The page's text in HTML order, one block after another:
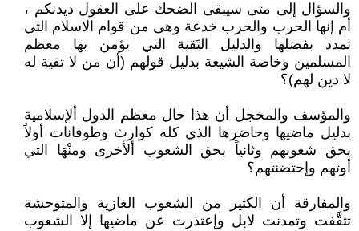
والسؤال إلى متى سيبقى الضحك على العقول ديدنكم ،
أم إنها الحرب والحرب خدعة وهى من قوام الاسلام التي
تمدد بفضلها والدليل التَقية التي يؤمن بها معظم
المسلمين وخاصة الشيعة بدليل قولهم (أن من لا تقية له
لا دين لهم)؟
والمؤسف والمخجل أن هذا حال معظم الدول ألإسلامية
بدليل ماضيها وحاضرها الذي كله كوارث وطوفانات أولاً
بحق شعوبهم وثانياً بحق الشعوب ألأخرى ومنْهَا التي
أوتهم وإحتضنتهم؟
والمفارقة أن الكثير من الشعوب الغازية والمتوحشة
تثقَّفت وتمدنت لابل وإعتذرت عن ماضيها إلا الشعوب